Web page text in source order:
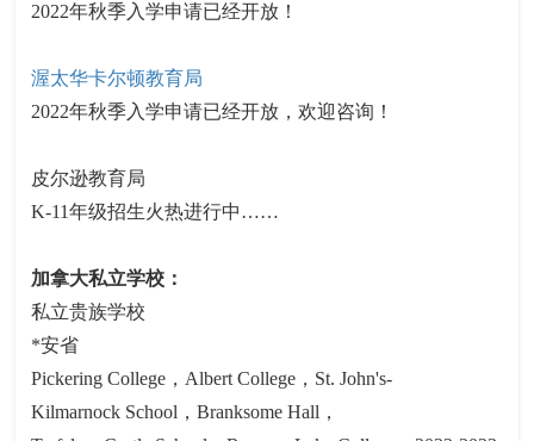
2022年秋季入学申请已经开放！
渥太华卡尔顿教育局
2022年秋季入学申请已经开放，欢迎咨询！
皮尔逊教育局
K-11年级招生火热进行中……
加拿大私立学校：
私立贵族学校
*安省
Pickering College，Albert College，St. John's-
Kilmarnock School，Branksome Hall，